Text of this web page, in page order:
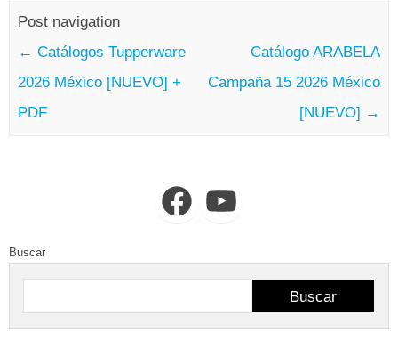
Post navigation
← Catálogos Tupperware
2026 México [NUEVO] +
PDF
Catálogo ARABELA
Campaña 15 2026 México
[NUEVO] →
FacebookYouTube
Buscar
Buscar